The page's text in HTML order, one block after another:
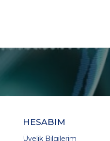
HESABIM
Üyelik Bilgilerim